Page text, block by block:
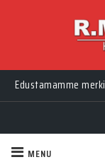
Edustamamme
MENU